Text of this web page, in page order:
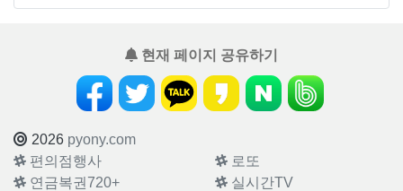
현재 페이지 공유하기
2026 pyony.com
편의점행사
로또
연금복권720+
실시간TV